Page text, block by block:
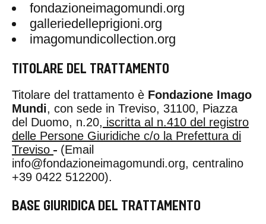
fondazioneimagomundi.org
galleriedelleprigioni.org
imagomundicollection.org
TITOLARE DEL TRATTAMENTO
Titolare del trattamento è Fondazione Imago
Mundi, con sede in Treviso, 31100, Piazza
del Duomo, n.20, iscritta al n.410 del registro
delle Persone Giuridiche c/o la Prefettura di
Treviso
(Email
info@fondazioneimagomundi.org, centralino
+39 0422 512200).
BASE GIURIDICA DEL TRATTAMENTO